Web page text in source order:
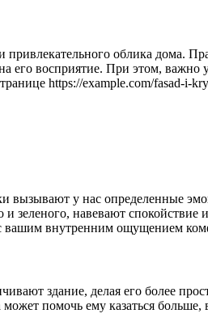
облика дома.
его восприятие. При этом, важно
https://example.com/fasad-i-
вызывают у нас определенные
навевают спокойствие
вашим внутренним ощущением
здание, делая его более
помочь ему казаться